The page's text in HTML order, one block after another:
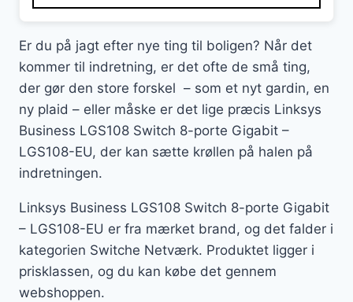
Er du på jagt efter nye ting til boligen? Når det
kommer til indretning, er det ofte de små ting,
der gør den store forskel – som et nyt gardin, en
ny plaid – eller måske er det lige præcis Linksys
Business LGS108 Switch 8-porte Gigabit –
LGS108-EU, der kan sætte krøllen på halen på
indretningen.
Linksys Business LGS108 Switch 8-porte Gigabit
– LGS108-EU er fra mærket brand, og det falder i
kategorien Switche Netværk. Produktet ligger i
prisklassen, og du kan købe det gennem
webshoppen.